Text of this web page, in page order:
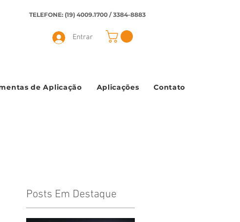
TELEFONE: (19) 4009.1700 / 3384-8883
Entrar
de Aplicação Aplicações Contato
Posts Em Destaque